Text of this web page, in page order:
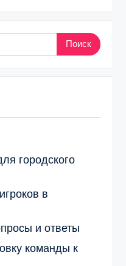
городского
в
и ответы
команды к